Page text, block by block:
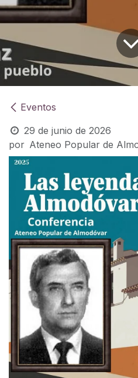
Eventos
29 de junio de 2026
por Ateneo Popular de